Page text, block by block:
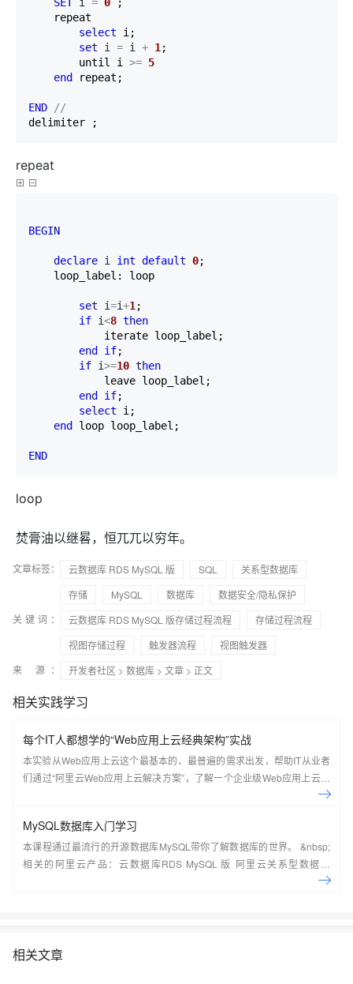
    repeat
select i;
set i = i + 1 ;
        until i
>= 5
end
repeat;
END
//
delimiter ;
repeat
BEGIN
declare i int default 0;
    loop_label: loop
set i=i+1 ;
if i<8 then
            iterate loop_label;
end
if;
if i>=10 then
            leave loop_label;
end
if;
select i;
end
loop loop_label;
END
loop
焚膏油以继晷，恒兀兀以穷年。
文章标签： 云数据库 RDS MySQL 版 SQL
关系型数据库
存储
MySQL 数据库
数据安全/隐私保护
关键词：
云数据库 RDS MySQL 版存储过程流程
存储过程流程
视图存储过程
触发器流程
视图触发器
来 源：
开发者社区 > 数据库 > 文章 > 正文
相关实践学习
每个IT人都想学的“Web应用上云经典架构”实战
本实验从Web应用上云这个最基本的、最普遍的需求出发，帮助IT从业者
们通过“阿里云Web应用上云解决方案”，了解一个企业级Web应用上云的
MySQL数据库入门学习
本课程通过最流行的开源数据库MySQL带你了解数据库的世界。 &nbsp;
相关的阿里云产品：云数据库RDS MySQL 版 阿里云关系型数据库
RDS（Relational Database Service）是一种稳定可靠、可弹性伸缩的在
相关文章